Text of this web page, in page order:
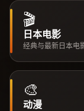
🎬
日本电影
经典与最新日本电
🎨
动漫